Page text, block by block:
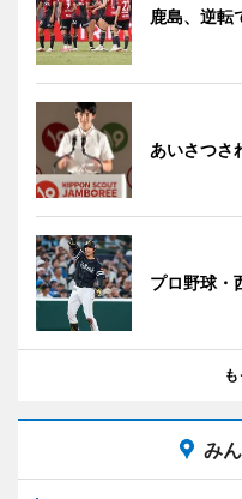
鹿島、逆
あいさつさ
プロ野球・
み